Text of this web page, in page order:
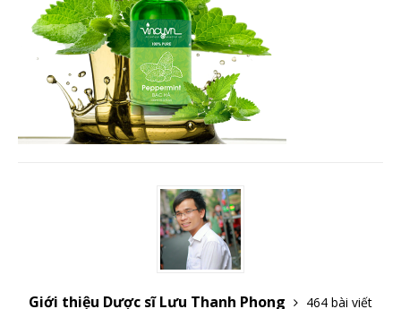
Giới thiệu Dược sĩ Lưu Thanh Phong
464 bài viết